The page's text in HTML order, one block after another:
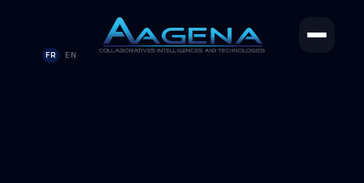
FR / EN